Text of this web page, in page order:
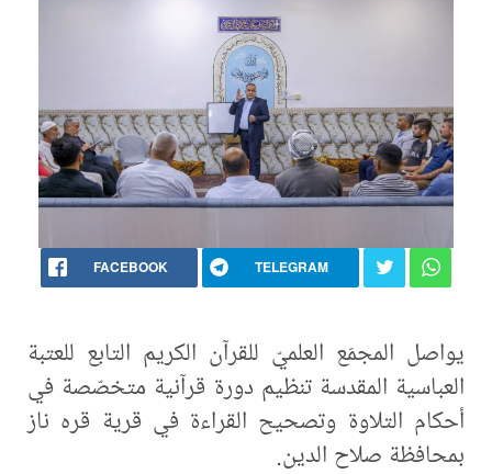
FACEBOOK TELEGRAM
يواصل المجمَع العلميّ للقرآن الكريم التابع للعتبة
العباسية المقدسة تنظيم دورة قرآنية متخصّصة في
أحكام التلاوة وتصحيح القراءة في قرية قره ناز
بمحافظة صلاح الدين.